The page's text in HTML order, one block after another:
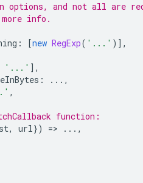
options, and not all are
info.
: [new RegExp( '...' )],
'...' ],
:
...,
,
function:
, url}) =>
...,